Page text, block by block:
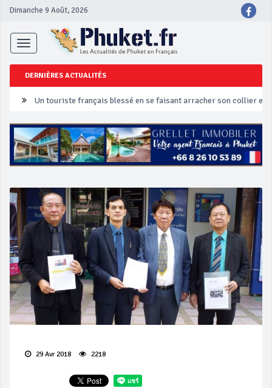
Dimanche 9 Août, 2026
Toggle
navigation
DERNIÈRES ACTUALITÉS
Un touriste français blessé en se faisant arracher son collier en
Phuket Peranakan Festival
‘Phuket Eye’ assurera la sécurité pendant Songkran
Campagne de sécurité routière ‘Seven Days of Danger’ de
29 Avr 2018 2218